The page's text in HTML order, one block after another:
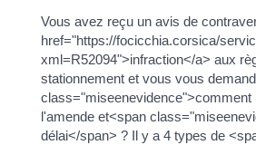
Vous avez reçu un avis de
href="https://focicchia.corsica/
xml=R52094">infraction</a> aux
stationnement et vous vous
class="miseenevidence">comment
l'amende et<span
délai</span> ? Il y a 4 types de